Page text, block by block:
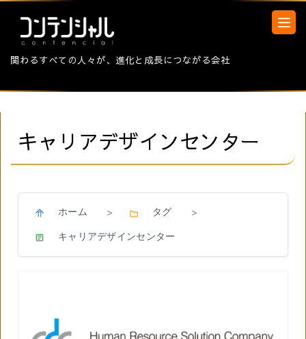
関わるすべての人々が、進化と成長につながる会社
キャリアデザインセンター
ホーム > タグ >
キャリアデザインセンター